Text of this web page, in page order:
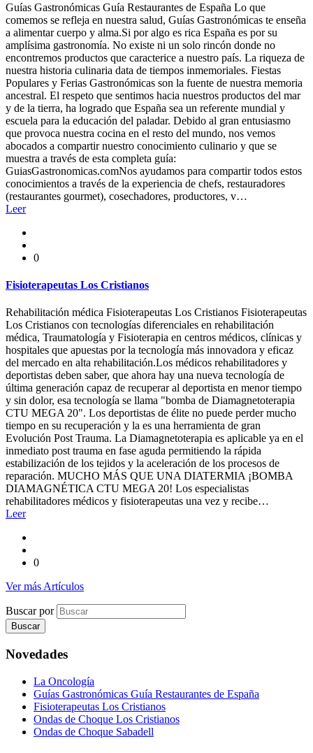
Guías Gastronómicas Guía Restaurantes de España Lo que
comemos se refleja en nuestra salud, Guías Gastronómicas te enseña
a alimentar cuerpo y alma.Si por algo es rica España es por su
amplísima gastronomía. No existe ni un solo rincón donde no
encontremos productos que caracterice a nuestro país. La riqueza de
nuestra historia culinaria data de tiempos inmemoriales. Fiestas
Populares y Ferias Gastronómicas son la fuente de nuestra memoria
ancestral. El respeto que sentimos hacia nuestros productos del mar
y de la tierra, ha logrado que España sea un referente mundial y
escuela para la educación del paladar. Debido al gran entusiasmo
que provoca nuestra cocina en el resto del mundo, nos vemos
abocados a compartir nuestro conocimiento culinario y que se
muestra a través de esta completa guía:
GuiasGastronomicas.comNos ayudamos para compartir todos estos
conocimientos a través de la experiencia de chefs, restauradores
(restaurantes gourmet), cosechadores, productores, v…
Leer
0
Fisioterapeutas Los Cristianos
Rehabilitación médica Fisioterapeutas Los Cristianos Fisioterapeutas
Los Cristianos con tecnologías diferenciales en rehabilitación
médica, Traumatología y Fisioterapia en centros médicos, clínicas y
hospitales que apuestas por la tecnología más innovadora y eficaz
del mercado en alta rehabilitación.Los médicos rehabilitadores y
deportistas deben saber, que ahora hay una nueva tecnología de
última generación capaz de recuperar al deportista en menor tiempo
y sin dolor, esa tecnología se llama "bomba de Diamagnetoterapia
CTU MEGA 20". Los deportistas de élite no puede perder mucho
tiempo en su recuperación y la es una herramienta de gran
Evolución Post Trauma. La Diamagnetoterapia es aplicable ya en el
inmediato post trauma en fase aguda permitiendo la rápida
estabilización de los tejidos y la aceleración de los procesos de
reparación. MUCHO MÁS QUE UNA DIATERMIA ¡BOMBA
DIAMAGNÉTICA CTU MEGA 20! Los especialistas
rehabilitadores médicos y fisioterapeutas una vez y recibe…
Leer
0
Ver más Artículos
Buscar por
Novedades
La Oncología
Guías Gastronómicas Guía Restaurantes de España
Fisioterapeutas Los Cristianos
Ondas de Choque Los Cristianos
Ondas de Choque Sabadell